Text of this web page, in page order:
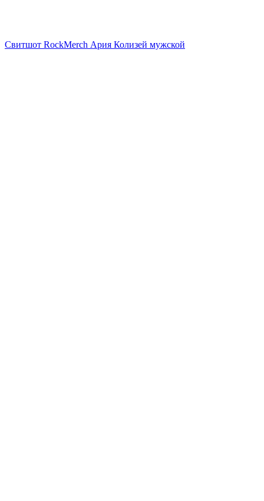
Свитшот RockMerch Ария Колизей мужской